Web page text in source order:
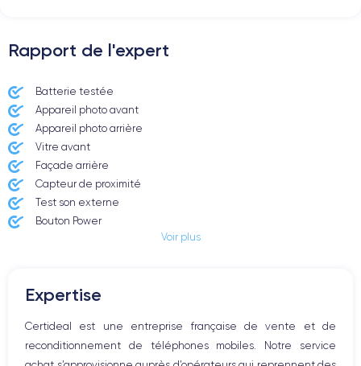
Rapport de l'expert
Batterie testée
Appareil photo avant
Appareil photo arrière ​
Vitre avant ​
Façade arrière
Capteur de proximité
Test son externe
Bouton Power
Haut parleur
Bouton Home
Bluetooth
Voir plus
Expertise
Certideal est une entreprise française de vente et de
reconditionnement de téléphones mobiles. Notre service